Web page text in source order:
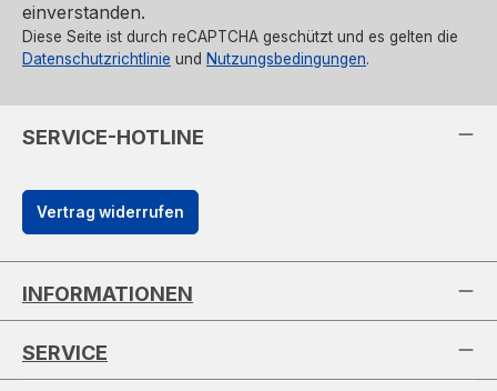
einverstanden.
Diese Seite ist durch reCAPTCHA geschützt und es gelten die
Datenschutzrichtlinie und Nutzungsbedingungen.
SERVICE-HOTLINE
Vertrag widerrufen
INFORMATIONEN
SERVICE